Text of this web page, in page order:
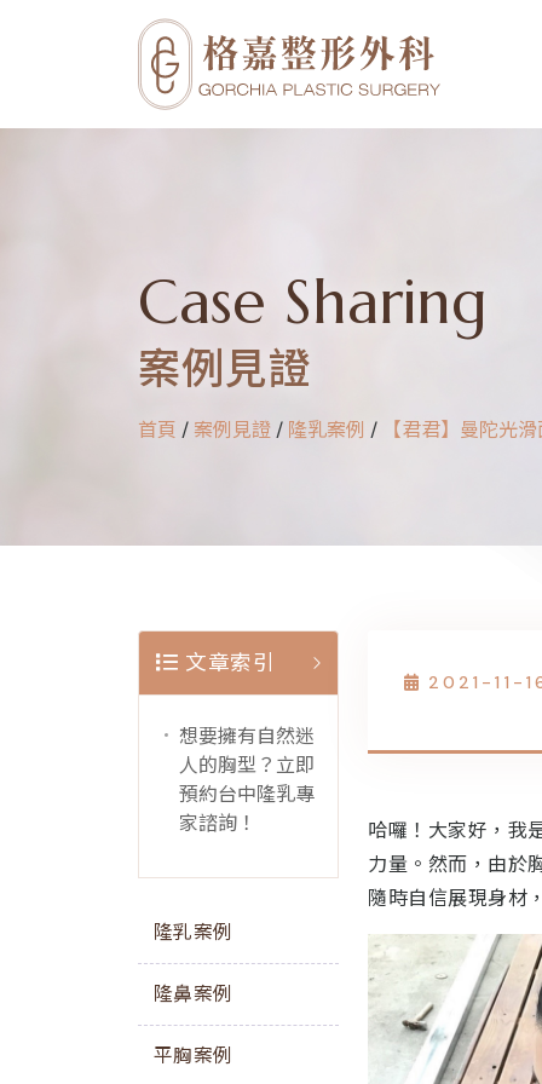
Case Sharing
案例見證
首頁 / 案例見證 / 隆乳案例 / 【君君】曼陀光
文章索引
想要擁有自然迷
人的胸型？立即
預約台中隆乳專
家諮詢！
隆乳案例
隆鼻案例
平胸案例
2021-11-
哈囉！大家好，我
力量。然而，由於
隨時自信展現身材